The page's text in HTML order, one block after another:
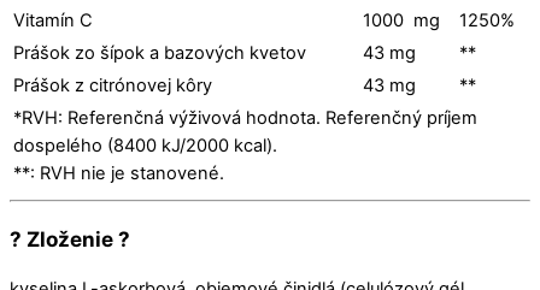
Vitamín C
1000 mg
1250%
Prášok zo šípok a bazových kvetov
43 mg
**
Prášok z citrónovej kôry
43 mg
**
*RVH: Referenčná výživová hodnota. Referenčný príjem
dospelého (8400 kJ/2000 kcal).
**: RVH nie je stanovené.
? Zloženie ?